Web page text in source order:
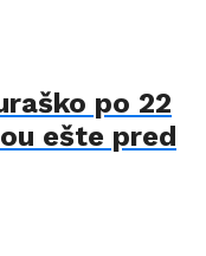
po 22
ešte pred